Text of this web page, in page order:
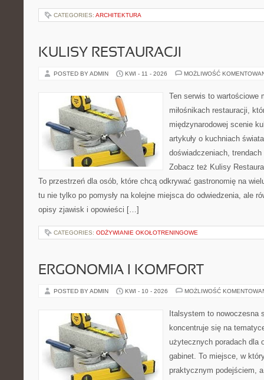
CATEGORIES: ARCHITEKTURA
KULISY RESTAURACJI
POSTED BY ADMIN KWI - 11 - 2026 MOŻLIWOŚĆ
Ten serwis to wartościowe
miłośnikach restauracji,
międzynarodowej scenie
artykuły o kuchniach
doświadczeniach,
Zobacz też Kulisy
To przestrzeń dla osób, które chcą odkrywać gastronomię na
tu nie tylko po pomysły na kolejne miejsca do odwiedzenia, ale
opisy zjawisk i opowieści […]
CATEGORIES: ODŻYWIANIE OKOŁOTRENINGOWE
ERGONOMIA I KOMFORT
POSTED BY ADMIN KWI - 10 - 2026 MOŻLIWOŚĆ
Italsystem to nowoczesna
koncentruje się na
użytecznych poradach dla
gabinet. To miejsce, w
praktycznym podejściem,